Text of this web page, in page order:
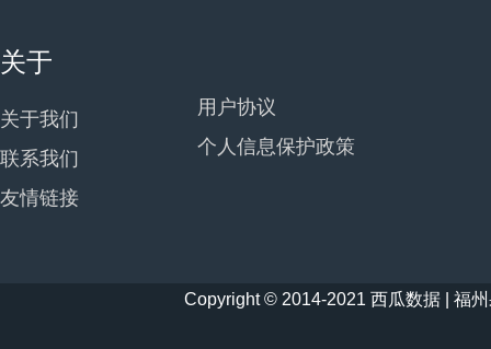
关于
关于我们
联系我们
友情链接
用户协议
个人信息保护政策
Copyright © 2014-2021 西瓜数据 | 福